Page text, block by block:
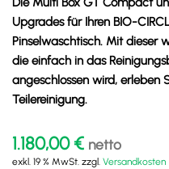
Upgrades für Ihren BIO-
Pinselwaschtisch. Mit dieser
die einfach in das
angeschlossen wird, erleben
Teilereinigung.
1.180,00€ netto
exkl. 19 % MwSt. zzgl. Versandkosten